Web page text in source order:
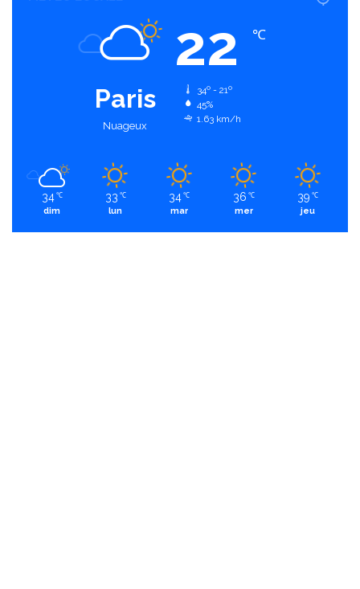
Paris
Nuageux
22 ℃
34º - 21º
45%
1.63 km/h
34 ℃
dim
33 ℃
lun
34 ℃
mar
36 ℃
mer
39 ℃
jeu